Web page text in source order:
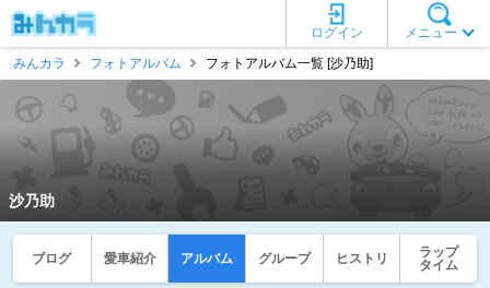
メニュー
ログイン
みんカラ
フォトアルバム フォトアルバム一覧 [沙乃助]
沙乃助
ブログ 愛車紹介 アルバム グループ ヒストリ
ラップ
タイム